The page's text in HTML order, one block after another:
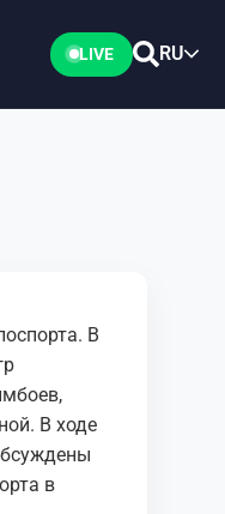
LIVE RU
В
В ходе
в